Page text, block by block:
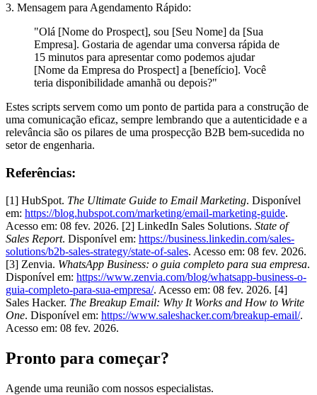
3. Mensagem para Agendamento Rápido:
"Olá [Nome do Prospect], sou [Seu Nome] da [Sua
Empresa]. Gostaria de agendar uma conversa rápida de
15 minutos para apresentar como podemos ajudar
[Nome da Empresa do Prospect] a [benefício]. Você
teria disponibilidade amanhã ou depois?"
Estes scripts servem como um ponto de partida para a construção de
uma comunicação eficaz, sempre lembrando que a autenticidade e a
relevância são os pilares de uma prospecção B2B bem-sucedida no
setor de engenharia.
Referências:
[1] HubSpot. The Ultimate Guide to Email Marketing. Disponível
em: https://blog.hubspot.com/marketing/email-marketing-guide.
Acesso em: 08 fev. 2026. [2] LinkedIn Sales Solutions. State of
Sales Report. Disponível em: https://business.linkedin.com/sales-
solutions/b2b-sales-strategy/state-of-sales. Acesso em: 08 fev. 2026.
[3] Zenvia. WhatsApp Business: o guia completo para sua empresa.
Disponível em: https://www.zenvia.com/blog/whatsapp-business-o-
guia-completo-para-sua-empresa/. Acesso em: 08 fev. 2026. [4]
Sales Hacker. The Breakup Email: Why It Works and How to Write
One. Disponível em: https://www.saleshacker.com/breakup-email/.
Acesso em: 08 fev. 2026.
Pronto para começar?
Agende uma reunião com nossos especialistas.